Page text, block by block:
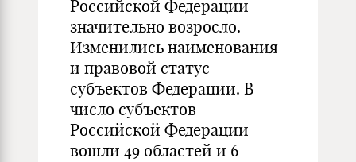
Российской Федерации
значительно возросло.
Изменились наименования
и правовой статус
субъектов Федерации. В
число субъектов
Российской Федерации
вошли 49 областей и 6